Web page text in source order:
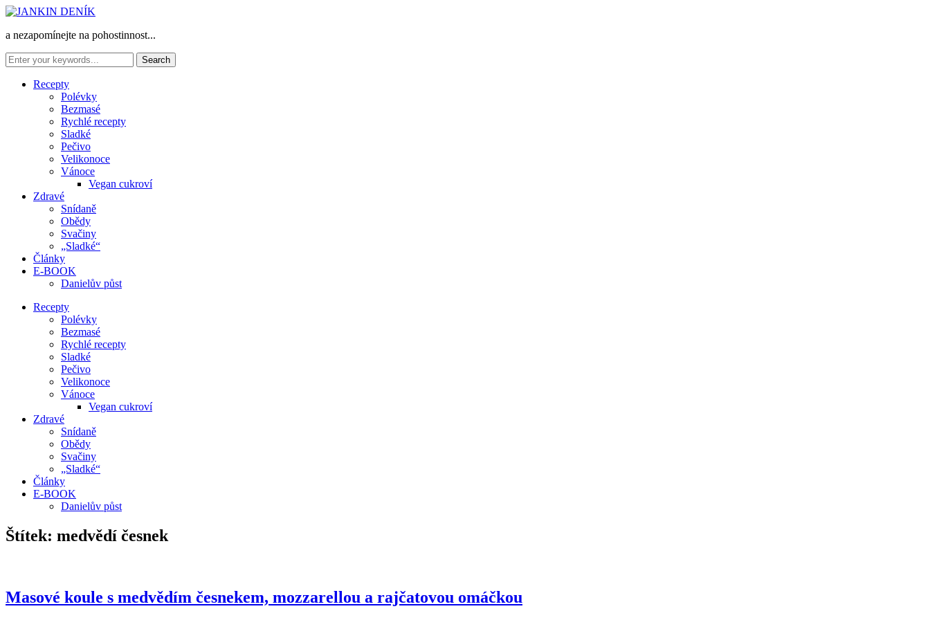
a nezapomínejte na pohostinnost...
Recepty
Polévky
Bezmasé
Rychlé recepty
Sladké
Pečivo
Velikonoce
Vánoce
Vegan cukroví
Zdravé
Snídaně
Obědy
Svačiny
„Sladké“
Články
E-BOOK
Danielův půst
Recepty
Polévky
Bezmasé
Rychlé recepty
Sladké
Pečivo
Velikonoce
Vánoce
Vegan cukroví
Zdravé
Snídaně
Obědy
Svačiny
„Sladké“
Články
E-BOOK
Danielův půst
Štítek: medvědí česnek
Masové koule s medvědím česnekem, mozzarellou a rajčatovou omáčkou